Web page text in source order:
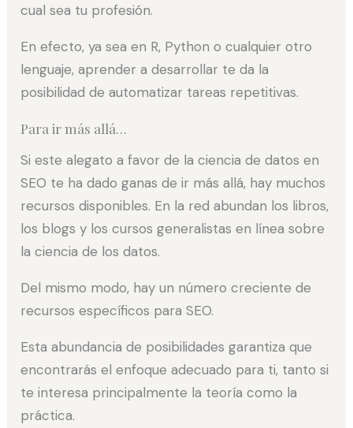
cual sea tu profesión.
En efecto, ya sea en R, Python o cualquier otro
lenguaje, aprender a desarrollar te da la
posibilidad de automatizar tareas repetitivas.
Para ir más allá…
Si este alegato a favor de la ciencia de datos en
SEO te ha dado ganas de ir más allá, hay muchos
recursos disponibles. En la red abundan los libros,
los blogs y los cursos generalistas en línea sobre
la ciencia de los datos.
Del mismo modo, hay un número creciente de
recursos específicos para SEO.
Esta abundancia de posibilidades garantiza que
encontrarás el enfoque adecuado para ti, tanto si
te interesa principalmente la teoría como la
práctica.